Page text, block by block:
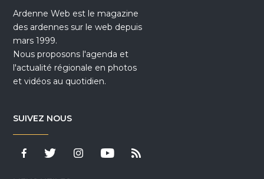
Ardenne Web est le magazine
des ardennes sur le web depuis
mars 1999.
Nous proposons l'agenda et
l'actualité régionale en photos
et vidéos au quotidien.
SUIVEZ NOUS